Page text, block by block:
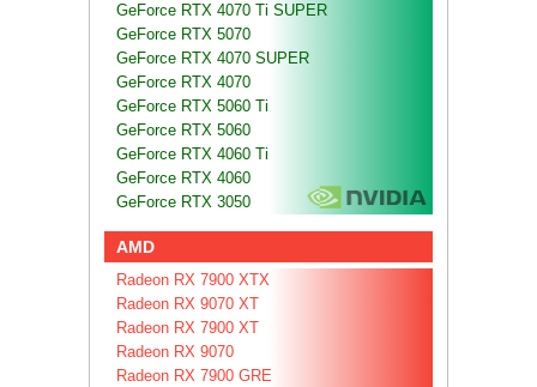
GeForce RTX 4070 Ti SUPER
GeForce RTX 5070
GeForce RTX 4070 SUPER
GeForce RTX 4070
GeForce RTX 5060 Ti
GeForce RTX 5060
GeForce RTX 4060 Ti
GeForce RTX 4060
GeForce RTX 3050
AMD
Radeon RX 7900 XTX
Radeon RX 9070 XT
Radeon RX 7900 XT
Radeon RX 9070
Radeon RX 7900 GRE